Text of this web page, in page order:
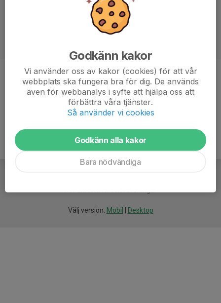
Titel
Tränare
35 år
Försmartaidrottsföreningar
Välj version: Mobil Desktop
Godkänn kakor
Vi använder oss av kakor (cookies) för att vår
webbplats ska fungera bra för dig. De används
även för webbanalys i syfte att hjälpa oss att
förbättra våra tjänster.
Så använder vi cookies
Godkänn alla kakor
Bara nödvändiga